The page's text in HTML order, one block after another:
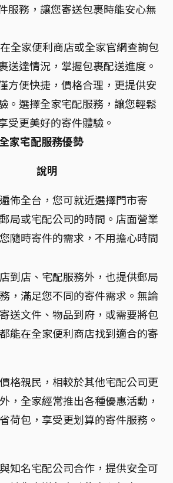
服務，讓您寄送包裹時能安心無
全家便利商店或全家官網查詢包
送達情況，掌握包裹配送進度。
方便快捷，價格合理，更提供安
。選擇全家宅配服務，讓您輕鬆
受更美好的寄件體驗。
家宅配服務優勢
說明
佈全台，您可就近選擇門市寄
局或宅配公司的時間。店面營業
隨時寄件的需求，不用擔心時間
到店、宅配服務外，也提供郵局
，滿足您不同的寄件需求。無論
送文件、物品到府，或需要將包
能在全家便利商店找到適合的寄
格親民，相較於其他宅配公司更
，全家經常推出各種優惠活動，
荷包，享受更划算的寄件服務。
知名宅配公司合作，提供安全可